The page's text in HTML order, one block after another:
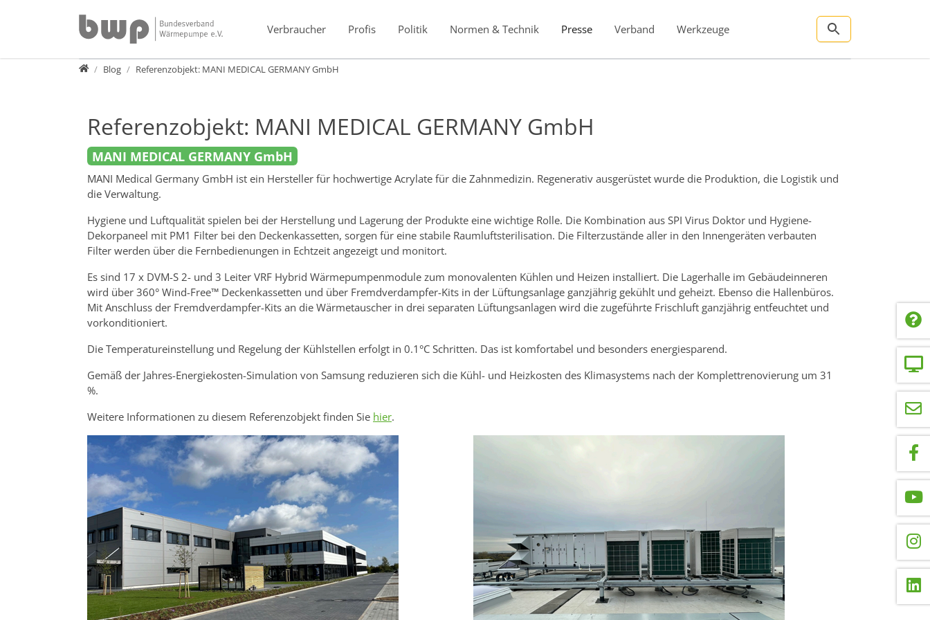
Verbraucher
Profis Politik Normen & Technik Presse Verband Werkzeuge
Presse
Blog Referenzobjekt: MANI MEDICAL GERMANY GmbH
Referenzobjekt: MANI MEDICAL GERMANY GmbH
MANI MEDICAL GERMANY GmbH
MANI Medical Germany GmbH ist ein Hersteller für hochwertige Acrylate für die Zahnmedizin. Regenerativ ausgerüstet wurde die Produktion, die Logistik und
die Verwaltung.
Hygiene und Luftqualität spielen bei der Herstellung und Lagerung der Produkte eine wichtige Rolle. Die Kombination aus SPI Virus Doktor und Hygiene-
Dekorpaneel mit PM1 Filter bei den Deckenkassetten, sorgen für eine stabile Raumluftsterilisation. Die Filterzustände aller in den Innengeräten verbauten
Filter werden über die Fernbedienungen in Echtzeit angezeigt und monitort.
Es sind 17 x DVM-S 2- und 3 Leiter VRF Hybrid Wärmepumpenmodule zum monovalenten Kühlen und Heizen installiert. Die Lagerhalle im Gebäudeinneren
wird über 360° Wind-Free™ Deckenkassetten und über Fremdverdampfer-Kits in der Lüftungsanlage ganzjährig gekühlt und geheizt. Ebenso die Hallenbüros.
Mit Anschluss der Fremdverdampfer-Kits an die Wärmetauscher in drei separaten Lüftungsanlagen wird die zugeführte Frischluft ganzjährig entfeuchtet und
vorkonditioniert.
Die Temperatureinstellung und Regelung der Kühlstellen erfolgt in 0.1°C Schritten. Das ist komfortabel und besonders energiesparend.
Gemäß der Jahres-Energiekosten-Simulation von Samsung reduzieren sich die Kühl- und Heizkosten des Klimasystems nach der Komplettrenovierung um 31
%.
Weitere Informationen zu diesem Referenzobjekt finden Sie hier.